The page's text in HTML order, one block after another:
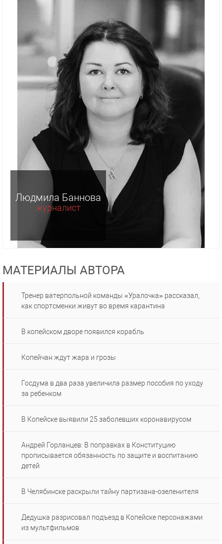
Людмила Баннова
журналист
МАТЕРИАЛЫ АВТОРА
Тренер ватерпольной команды «Уралочка» рассказал,
как спортсменки живут во время карантина
В копейском дворе появился корабль
Копейчан ждут жара и грозы
Госдума в два раза увеличила размер пособия по уходу
за ребенком
В Копейске выявили 25 заболевших коронавирусом
Андрей Горланцев: В поправках в Конституцию
прописывается обязанность по защите и воспитанию
детей
В Челябинске раскрыли тайну партизана-озеленителя
Дедушка разрисовал подъезд в Копейске персонажами
из мультфильмов